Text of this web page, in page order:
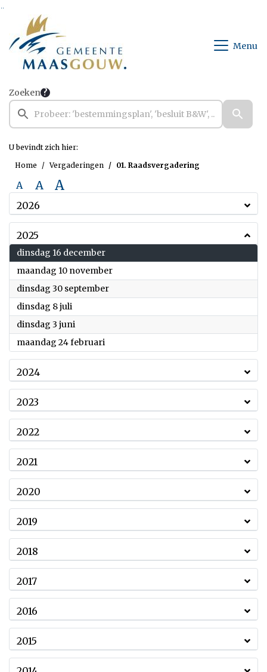
Ga naar de inhoud van deze pagina
Ga naar het zoeken
Ga naar het menu
Menu
Zoeken
U bevindt zich hier:
Home
Vergaderingen 01. Raadsvergadering
A A A
2026
2025
dinsdag 16 december2025
maandag 10 november2025
dinsdag 30 september2025
dinsdag 8 juli
dinsdag 3 juni
maandag 24 februari
2024
2023
2022
2021
2020
2019
2018
2017
2016
2015